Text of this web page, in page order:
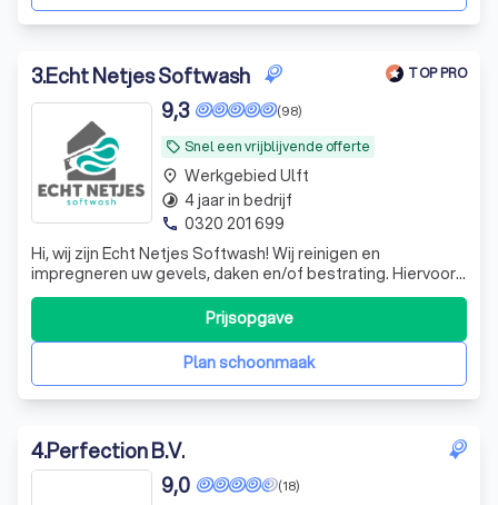
3.Echt Netjes Softwash TOP PRO
local_offer Snel een vrijblijvende offerte
(98)
9,3
Hi, wij zijn Echt Netjes Softwash! Wij reinigen en
impregneren uw gevels, daken en/of bestrating. Hiervoor
kunnen wij gebruik maken van verschillende
reinigingsmethodes zoals Softwash en stoomreiniging.
Met softwash wordt uw woning met lage druk gereinigd
dus geen hogedrukreiniging, waardoor uw st
Plan schoonmaak
Prijsopgave
place Werkgebied Ulft
timelapse 4 jaar in bedrijf
phone 0320 201 699
4.Perfection B.V.
(18)
9,0